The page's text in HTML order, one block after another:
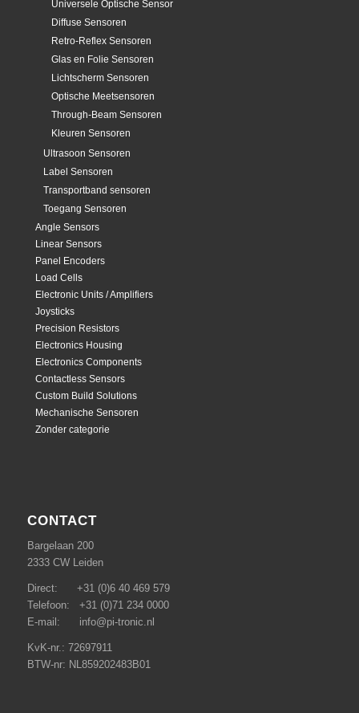
Universele Optische Sensor
Diffuse Sensoren
Retro-Reflex Sensoren
Glas en Folie Sensoren
Lichtscherm Sensoren
Optische Meetsensoren
Through-Beam Sensoren
Kleuren Sensoren
Ultrasoon Sensoren
Label Sensoren
Transportband sensoren
Toegang Sensoren
Angle Sensors
Linear Sensors
Panel Encoders
Load Cells
Electronic Units / Amplifiers
Joysticks
Precision Resistors
Electronics Housing
Electronics Components
Contactless Sensors
Custom Build Solutions
Mechanische Sensoren
Zonder categorie
CONTACT
Bargelaan 200
2333 CW Leiden
Direct: +31 (0)6 40 469 579
Telefoon: +31 (0)71 234 0000
E-mail: info@pi-tronic.nl
KvK-nr.: 72697911
BTW-nr: NL859202483B01